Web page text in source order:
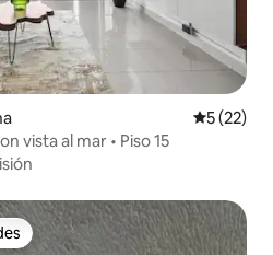
5 (22)
vista al mar • Piso 15
entre huéspedes